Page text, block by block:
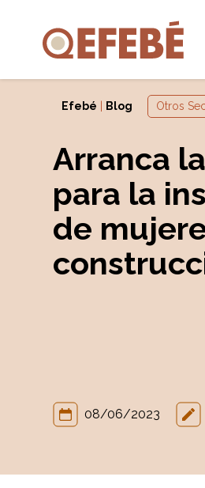
Efebé Blog Otros
Arranca
para la
de
08/06/2023